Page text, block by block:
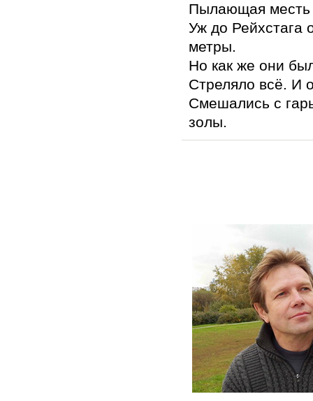
Пылающая месть
Уж до Рейхстага
метры.
Но как же они
Стреляло всё. И
Смешались с
золы.